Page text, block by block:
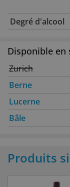
Degré d'alcool
Disponible en
Zurich
Berne
Lucerne
Bâle
Produits